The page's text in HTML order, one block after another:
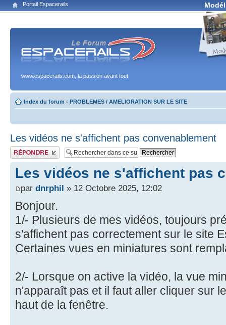
Portail Espacerails
www.espacerails.com, la passion avant tout
Index du forum ‹ PROBLEMES / AMELIORATION SUR LE SITE
Les vidéos ne s'affichent pas convenablement
Publier une réponse
Les vidéos ne s'affichent pas
par dnrphil » 12 Octobre 2025, 12:02
Bonjour.
1/- Plusieurs de mes vidéos, toujours
s'affichent pas correctement sur le site
Certaines vues en miniatures sont
2/- Lorsque on active la vidéo, la vue
n'apparaît pas et il faut aller cliquer sur
haut de la fenêtre.